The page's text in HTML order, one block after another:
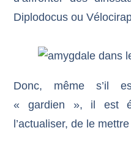
Diplodocus ou
Donc, même s’il
« gardien », il est
l’actualiser, de le